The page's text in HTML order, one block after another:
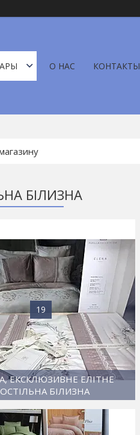
О НАС КОНТАКТЫ
БІЛИЗНА
19
ЕКСКЛЮЗИВНЕ ЕЛІТНЕ
БІЛИЗНА